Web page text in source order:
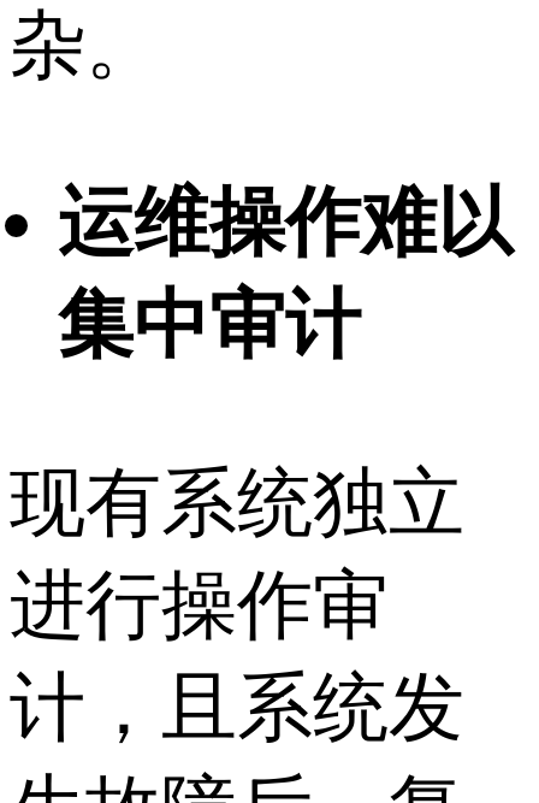
杂。
运维操作难以
集中审计
现有系统独立
进行操作审
计，且系统发